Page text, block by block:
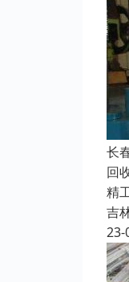
长
回
精
吉
23-